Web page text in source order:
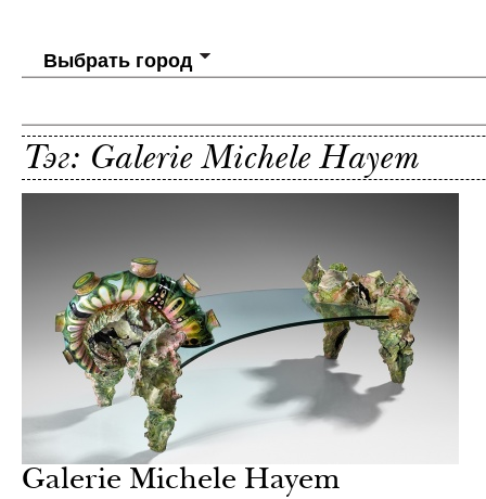
Выбрать город
Тэг: Galerie Michele Hayem
Galerie Michele Hayem